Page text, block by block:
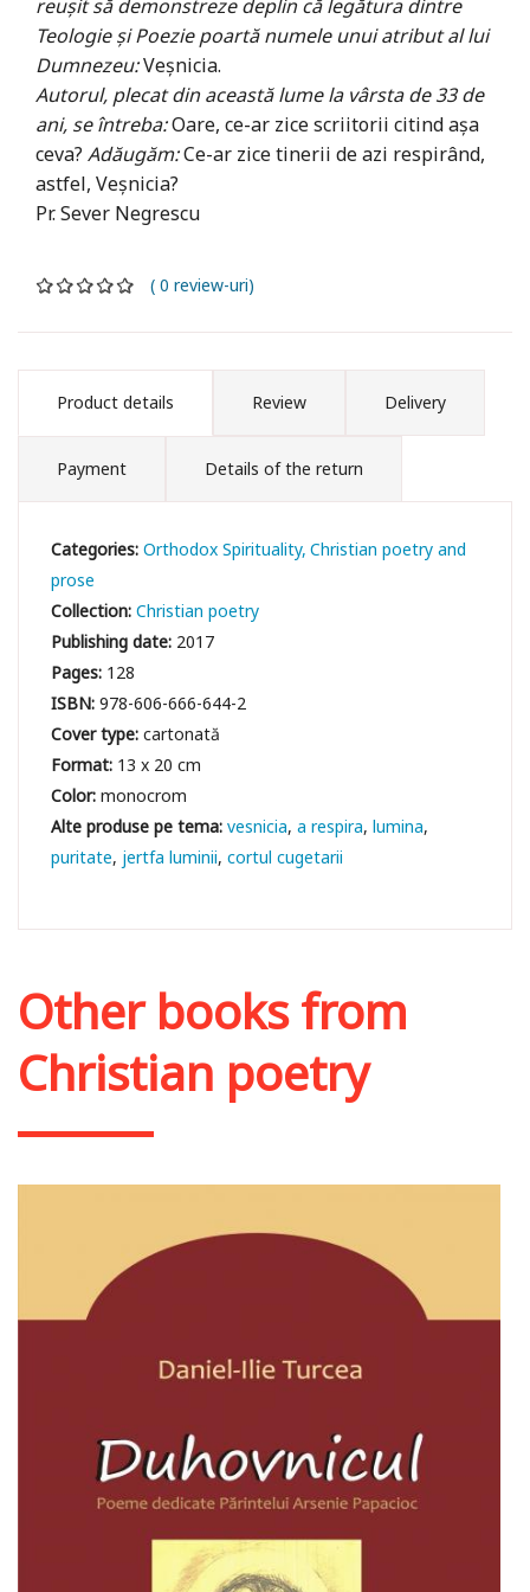
reușit să demonstreze deplin că legătura dintre
Teologie și Poezie poartă numele unui atribut al lui
Dumnezeu:Veșnicia.
Autorul, plecat din această lume la vârsta de 33 de
ani, se întreba:Oare, ce-ar zice scriitorii citind așa
ceva? Adăugăm:Ce-ar zice tinerii de azi respirând,
astfel, Veșnicia?
Pr. Sever Negrescu
( 0 review-uri)
Product details Review Delivery
Payment Details of the return
Categories:Orthodox Spirituality Christian poetry and
prose
Collection:Christian poetry
Publishing date: 2017
Pages: 128
ISBN:978-606-666-644-2
Cover type:cartonată
Format: 13 x 20 cm
Color:monocrom
vesnicia a respira lumina
puritate jertfa luminii cortul cugetarii
Other books from
Christian poetry